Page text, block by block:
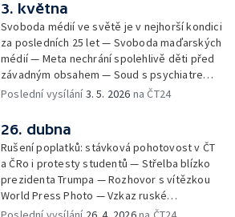
útokům na internetu — Zemřel zakladatel
CNN Ted Turner — Snímky z mise Artemis II —
Projekt ČT Tak moment — Marco Rubio jako
mluvčí Bílého domu — Petr Vichnar po 30
letech vzpomíná na komentování zlatého
hokejového MS ve Vídni
3. května
Svoboda médií ve světě je v nejhorší kondici
za posledních 25 let — Svoboda maďarských
médií — Meta nechrání spolehlivě děti před
závadným obsahem — Soud s psychiatrem
Cimickým — Jednání o návrhu zákona o
písní, skončilo stovkami milionů pro
nemocné děti — Vtip amerického
moderátora na adresu Melanie Trumpové,
který překročil hranici — Příběh záchrany
velryby Timmyho — Satirický web The Onion
převezme konspirační server Infowars —
Poslední vysílání3. 5. 2026 na ČT24
26. dubna
Rušení poplatků: stávková pohotovost v ČT
a ČRo i protesty studentů — Střelba blízko
prezidenta Trumpa — Rozhovor s vítězkou
World Press Photo — Vzkaz ruské
influencerky pro Vladimira Putina —